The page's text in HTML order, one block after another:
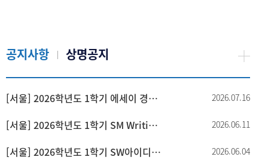
공지사항
[서울] 2026학년도 1학기 에세이 경진대회 수상자 안내 2026.07.16
[서울] 2026학년도 1학기 SM Writing Contest 수상자 안내 2026.06.11
[서울] 2026학년도 1학기 SW아이디어 Learning Fair 수상자 안내 2026.06.04
상명공지